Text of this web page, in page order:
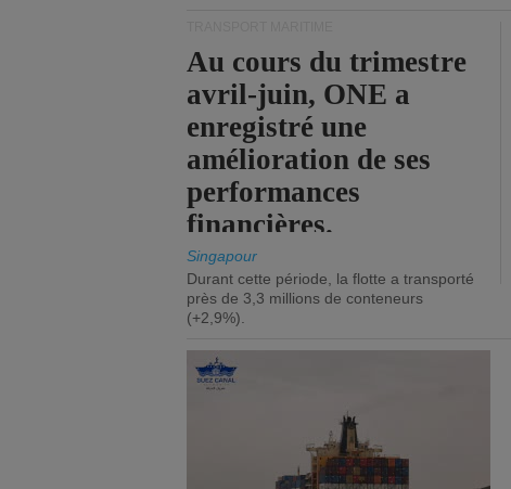
Au cours du trimestre
avril-juin, ONE a
enregistré une
amélioration de ses
performances
financières.
Singapour
Durant cette période, la flotte a transporté
près de 3,3 millions de conteneurs
(+2,9%).